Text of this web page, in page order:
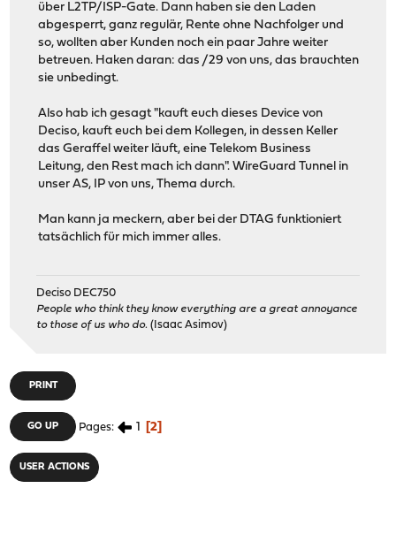
über L2TP/ISP-Gate. Dann haben sie den Laden
abgesperrt, ganz regulär, Rente ohne Nachfolger und
so, wollten aber Kunden noch ein paar Jahre weiter
betreuen. Haken daran: das /29 von uns, das brauchten
sie unbedingt.
Also hab ich gesagt "kauft euch dieses Device von
Deciso, kauft euch bei dem Kollegen, in dessen Keller
das Geraffel weiter läuft, eine Telekom Business
Leitung, den Rest mach ich dann". WireGuard Tunnel in
unser AS, IP von uns, Thema durch.
Man kann ja meckern, aber bei der DTAG funktioniert
tatsächlich für mich immer alles.
Deciso DEC750
People who think they know everything are a great annoyance
to those of us who do. (Isaac Asimov)
PRINT
GO UP Pages 1 2
USER ACTIONS